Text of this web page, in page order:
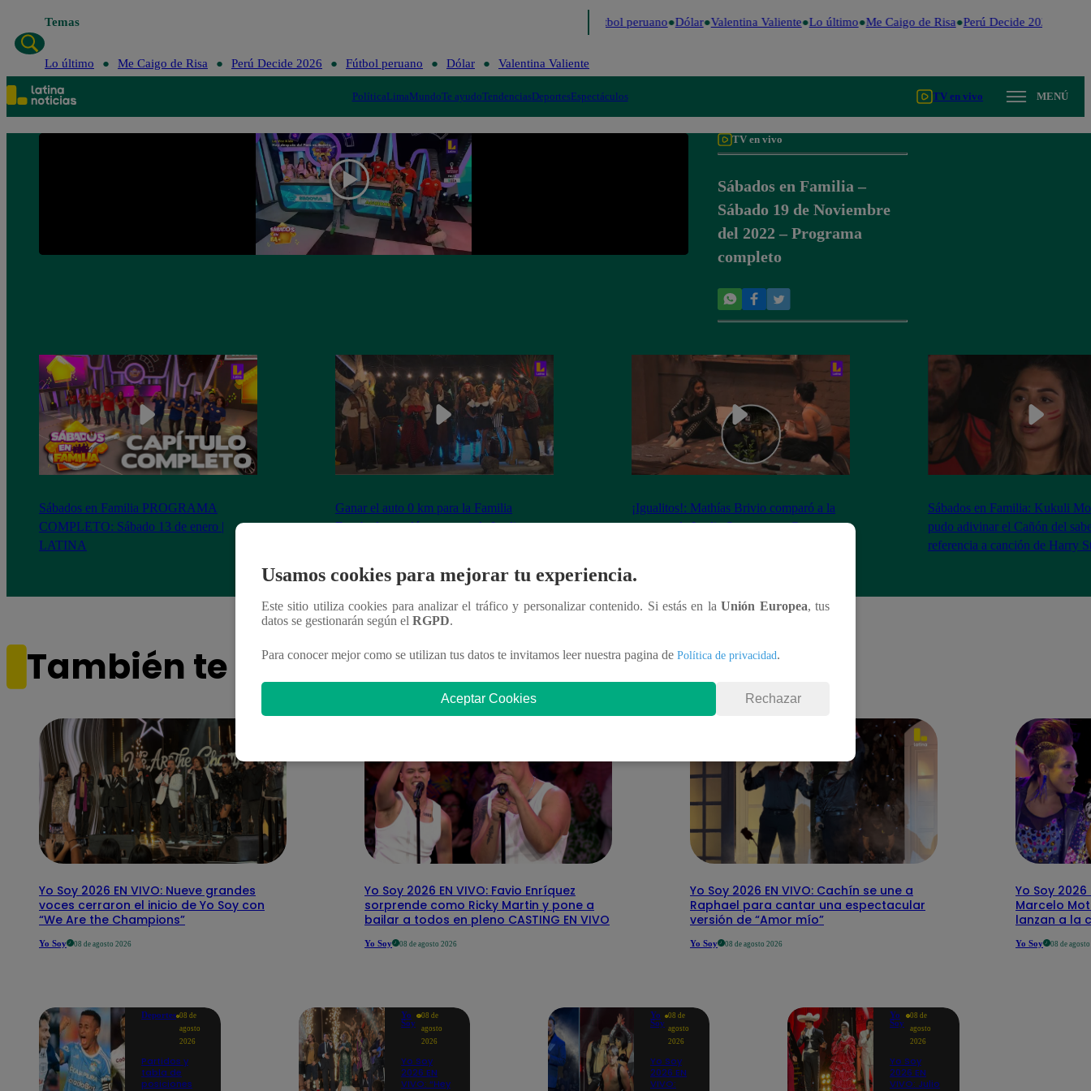
Temas Fútbol peruano Dólar Valentina Valiente Lo último Me Caigo de Risa Perú Decide 2026
Lo último Me Caigo de Risa Perú Decide 2026 Fútbol peruano Dólar Valentina Valiente
PolíticaLimaMundoTe ayudoTendenciasDeportesEspectáculos TV en vivo MENÚ
TV en vivo
Sábados en Familia –
Sábado 19 de Noviembre
del 2022 – Programa
completo
Sábados en Familia PROGRAMA
COMPLETO: Sábado 13 de enero |
LATINA
Ganar el auto 0 km para la Familia
Escobedo quedó en manos de Leslie
¡Igualitos!: Mathías Brivio comparó a la
mascota de Leslie Stewart con Gene
Sábados en Familia: Kukuli
pudo adivinar el Cañón del
referencia a canción de Harry
También te puede interesar
Yo Soy 2026 EN VIVO: Nueve grandes
voces cerraron el inicio de Yo Soy con
“We Are the Champions”
Yo Soy 08 de agosto 2026
Yo Soy 2026 EN VIVO: Favio Enríquez
sorprende como Ricky Martin y pone a
bailar a todos en pleno CASTING EN VIVO
Yo Soy 08 de agosto 2026
Yo Soy 2026 EN VIVO: Cachín se une a
Raphael para cantar una espectacular
versión de “Amor mío”
Yo Soy 08 de agosto 2026
Yo Soy 2026
Marcelo
lanzan a la
Yo Soy 08 de
Deportes 08 de
agosto
2026
Partidos y
tabla de
posiciones
Yo
Soy
08 de
agosto
2026
Yo Soy
2026 EN
VIVO: “Hey
Yo
Soy
08 de
agosto
2026
Yo Soy
2026 EN
VIVO:
Yo
Soy
08 de
agosto
2026
Yo Soy
2026 EN
VIVO: Julio
Usamos cookies para mejorar tu experiencia.
Este sitio utiliza cookies para analizar el tráfico y personalizar contenido. Si estás en laUnión Europea, tus
datos se gestionarán según el RGPD.
Para conocer mejor como se utilizan tus datos te invitamos leer nuestra pagina de Política de privacidad.
Aceptar Cookies Rechazar